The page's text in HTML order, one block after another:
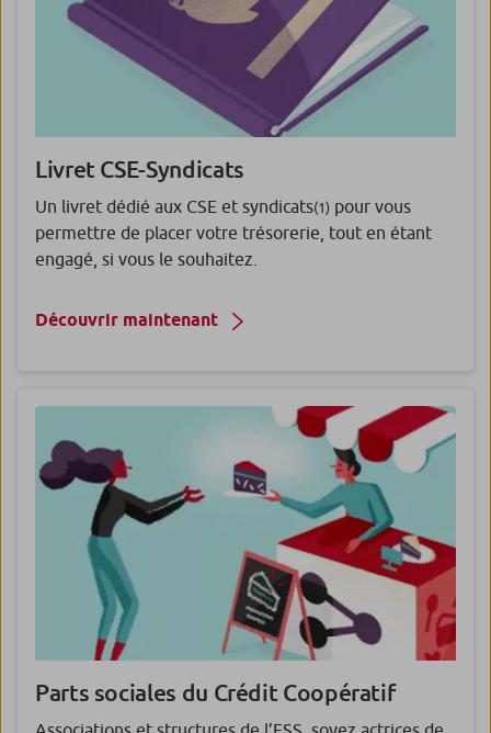
Livret CSE-Syndicats
Un livret dédié aux CSE et syndicats(1) pour vous
permettre de placer votre trésorerie, tout en étant
engagé, si vous le souhaitez.
Découvrir maintenant
Parts sociales du Crédit Coopératif